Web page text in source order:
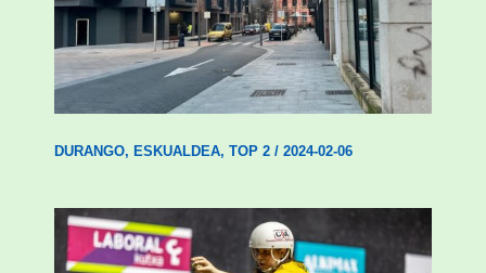
Udal etxebizitza tasatuei buruzko lehen
ordenantza izango du Durangok
DURANGO, ESKUALDEA, TOP 2/ 2024-02-06